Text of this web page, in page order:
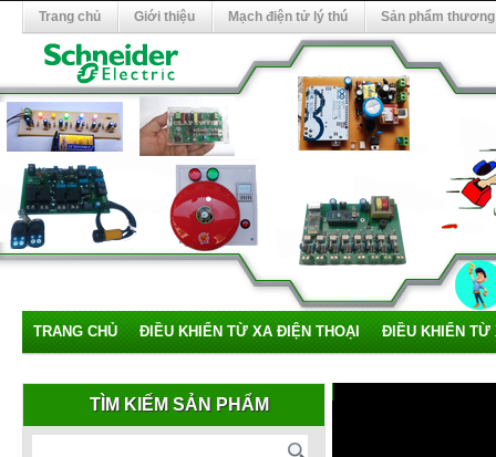
Trang chủ Giới thiệu Mạch điện tử lý thú Sản phẩm
TRANG CHỦ ĐIỀU KHIỂN TỪ XA ĐIỆN THOẠI ĐIỀU KHIỂN TỪ
TÌM KIẾM SẢN PHẨM